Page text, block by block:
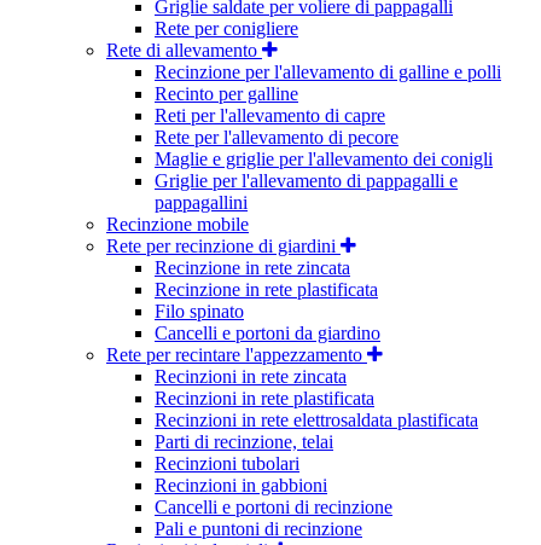
Griglie saldate per voliere di pappagalli
Rete per conigliere
Rete di allevamento
Recinzione per l'allevamento di galline e polli
Recinto per galline
Reti per l'allevamento di capre
Rete per l'allevamento di pecore
Maglie e griglie per l'allevamento dei conigli
Griglie per l'allevamento di pappagalli e
pappagallini
Recinzione mobile
Rete per recinzione di giardini
Recinzione in rete zincata
Recinzione in rete plastificata
Filo spinato
Cancelli e portoni da giardino
Rete per recintare l'appezzamento
Recinzioni in rete zincata
Recinzioni in rete plastificata
Recinzioni in rete elettrosaldata plastificata
Parti di recinzione, telai
Recinzioni tubolari
Recinzioni in gabbioni
Cancelli e portoni di recinzione
Pali e puntoni di recinzione